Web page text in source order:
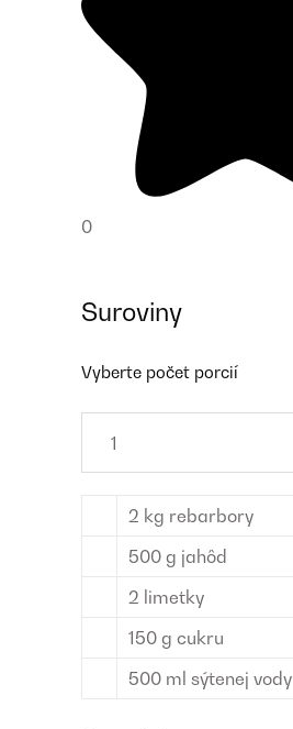
0
Suroviny
Vyberte počet porcií
2 kg rebarbory
500 g jahôd
2 limetky
150 g cukru
500 ml sýtenej vody